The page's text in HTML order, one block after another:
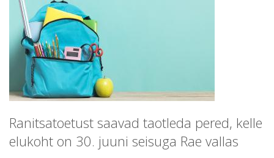
Ranitsatoetust saavad taotleda pered, kelle
elukoht on 30. juuni seisuga Rae vallas